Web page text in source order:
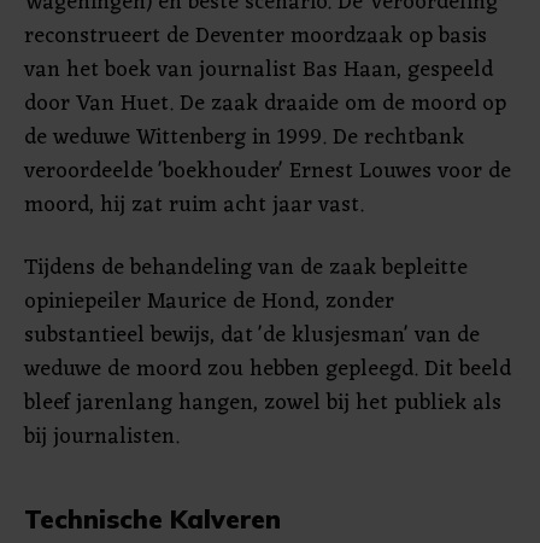
reconstrueert de Deventer moordzaak op basis
van het boek van journalist Bas Haan, gespeeld
door Van Huet. De zaak draaide om de moord op
de weduwe Wittenberg in 1999. De rechtbank
veroordeelde 'boekhouder' Ernest Louwes voor de
moord, hij zat ruim acht jaar vast.
Tijdens de behandeling van de zaak bepleitte
opiniepeiler Maurice de Hond, zonder
substantieel bewijs, dat 'de klusjesman' van de
weduwe de moord zou hebben gepleegd. Dit beeld
bleef jarenlang hangen, zowel bij het publiek als
bij journalisten.
Technische Kalveren